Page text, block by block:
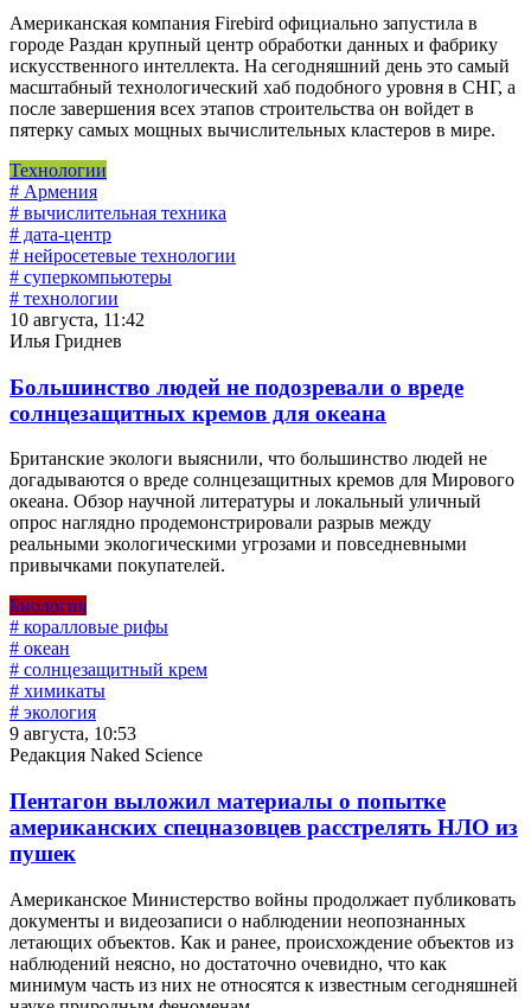
Американская компания Firebird официально запустила в
городе Раздан крупный центр обработки данных и фабрику
искусственного интеллекта. На сегодняшний день это самый
масштабный технологический хаб подобного уровня в СНГ, а
после завершения всех этапов строительства он войдет в
пятерку самых мощных вычислительных кластеров в мире.
Технологии
# Армения
# вычислительная техника
# дата-центр
# нейросетевые технологии
# суперкомпьютеры
# технологии
10 августа, 11:42
Илья Гриднев
Большинство людей не подозревали о вреде
солнцезащитных кремов для океана
Британские экологи выяснили, что большинство людей не
догадываются о вреде солнцезащитных кремов для Мирового
океана. Обзор научной литературы и локальный уличный
опрос наглядно продемонстрировали разрыв между
реальными экологическими угрозами и повседневными
привычками покупателей.
Биология
# коралловые рифы
# океан
# солнцезащитный крем
# химикаты
# экология
9 августа, 10:53
Редакция Naked Science
Пентагон выложил материалы о попытке
американских спецназовцев расстрелять НЛО из
пушек
Американское Министерство войны продолжает публиковать
документы и видеозаписи о наблюдении неопознанных
летающих объектов. Как и ранее, происхождение объектов из
наблюдений неясно, но достаточно очевидно, что как
минимум часть из них не относятся к известным сегодняшней